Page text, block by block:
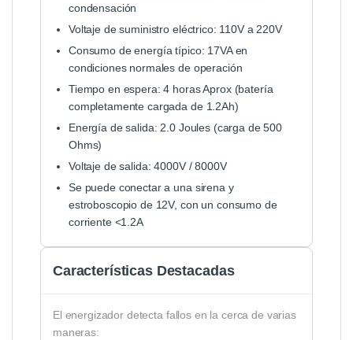
condensación
Voltaje de suministro eléctrico: 110V a 220V
Consumo de energía típico: 17VA en
condiciones normales de operación
Tiempo en espera: 4 horas Aprox (batería
completamente cargada de 1.2Ah)
Energía de salida: 2.0 Joules (carga de 500
Ohms)
Voltaje de salida: 4000V / 8000V
Se puede conectar a una sirena y
estroboscopio de 12V, con un consumo de
corriente <1.2A
Características Destacadas
El energizador detecta fallos en la cerca de varias
maneras: